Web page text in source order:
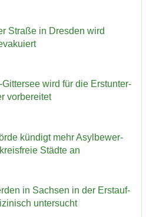
Stra­ße in Dres­den wird
wird für die Erst­un­ter­
vor­be­rei­tet
kün­digt mehr Asyl­be­wer­
Städ­te an
in Sach­sen in der Erst­auf­
un­ter­sucht